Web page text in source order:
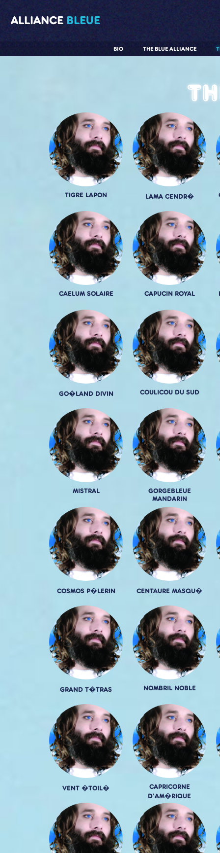
ALLIANCE BLEUE
THE BLUE ALLIANCE
BIO
TIGRE LAPON LAMA CENDR�
CAELUM SOLAIRE CAPUCIN ROYAL
GO�LAND DIVIN COULICOU DU SUD
MISTRAL
GORGEBLEUE
MANDARIN
COSMOS P�LERIN CENTAURE MASQU�
GRAND T�TRAS NOMBRIL NOBLE
VENT �TOIL�
CAPRICORNE
D'AM�RIQUE